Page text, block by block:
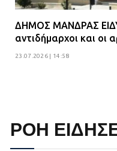
ΔΗΜΟΣ ΜΑΝΔΡΑΣ
αντιδήμαρχοι και οι
23.07.2026 | 14:58
ΡΟΗ